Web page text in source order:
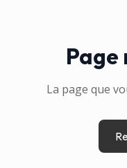
Page
La page que